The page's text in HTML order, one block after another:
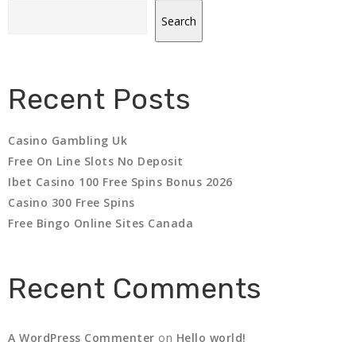
Search
Recent Posts
Casino Gambling Uk
Free On Line Slots No Deposit
Ibet Casino 100 Free Spins Bonus 2026
Casino 300 Free Spins
Free Bingo Online Sites Canada
Recent Comments
A WordPress Commenter on Hello world!